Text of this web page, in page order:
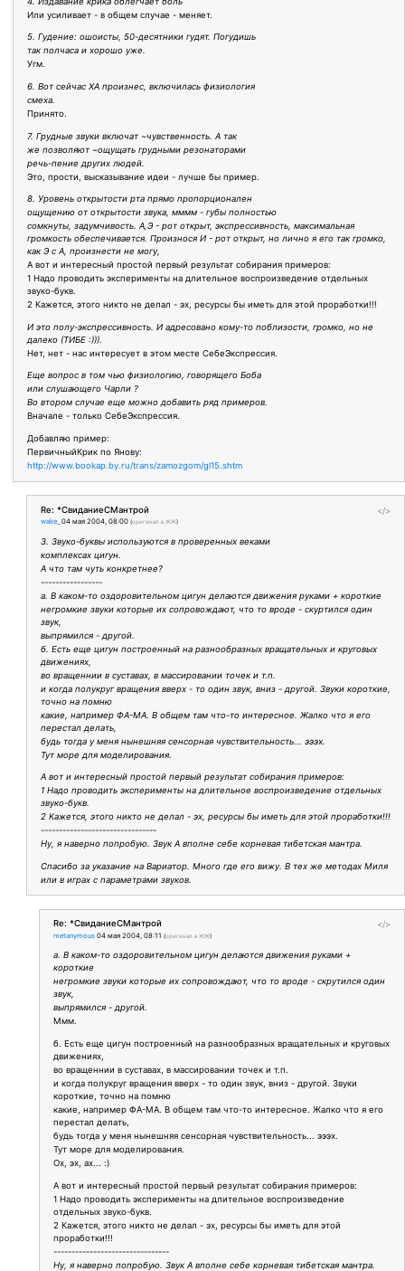
Или усиливает - в общем случае - меняет.
5. Гудение: ошоисты, 50-десятники гудят. Погудишь
так полчаса и хорошо уже.
Угм.
6. Вот сейчас ХА произнес, включилась физиология
смеха.
Принято.
7. Грудные звуки включат ~чувственность. А так
же позволяют ~ощущать грудными резонаторами
речь-пение других людей.
Это, прости, высказывание идеи - лучше бы пример.
8. Уровень открытости рта прямо пропорционален
ощущению от открытости звука, мммм - губы полностью
сомкнуты, задумчивость. А,Э - рот открыт, экспрессивность, максимальная
громкость обеспечивается. Произнося И - рот открыт, но лично я его так громко,
как Э с А, произнести не могу,
А вот и интересный простой первый результат собирания примеров:
1 Надо проводить эксперименты на длительное воспроизведение отдельных
звуко-букв.
2 Кажется, этого никто не делал - эх, ресурсы бы иметь для этой проработки!!!
И это полу-экспрессивность. И адресовано кому-то поблизости, громко, но не
далеко (ТИБЕ :))).
Нет, нет - нас интересует в этом месте СебеЭкспрессия.
Еще вопрос в том чью физиологию, говорящего Боба
или слушающего Чарли ?
Во втором случае еще можно добавить ряд примеров.
Вначале - только СебеЭкспрессия.
Добавляю пример:
ПервичныйКрик по Янову:
http://www.bookap.by.ru/trans/zamozgom/gl15.shtm
</>
Re: *СвиданиеСМантрой
wake_ 04 мая 2004, 08:00 (оригинал в ЖЖ)
3. Звуко-буквы используются в проверенных веками
комплексах цигун.
А что там чуть конкретнее?
-----------------
а. В каком-то оздоровительном цигун делаются движения руками + короткие
негромкие звуки которые их сопровождают, что то вроде - скуртился один
звук,
выпрямился - другой.
б. Есть еще цигун построенный на разнообразных вращательных и круговых
движениях,
во вращеннии в суставах, в массировании точек и т.п.
и когда полукруг вращения вверх - то один звук, вниз - другой. Звуки короткие,
точно на помню
какие, например ФА-МА. В общем там что-то интересное. Жалко что я его
перестал делать,
будь тогда у меня нынешняя сенсорная чувствительность... эээх.
Тут море для моделирования.
А вот и интересный простой первый результат собирания примеров:
1 Надо проводить эксперименты на длительное воспроизведение отдельных
звуко-букв.
2 Кажется, этого никто не делал - эх, ресурсы бы иметь для этой проработки!!!
--------------------------------
Ну, я наверно попробую. Звук А вполне себе корневая тибетская мантра.
Спасибо за указание на Вариатор. Много где его вижу. В тех же методах Миля
или в играх с параметрами звуков.
</>
Re: *СвиданиеСМантрой
metanymous 04 мая 2004, 08:11 (оригинал в ЖЖ)
а. В каком-то оздоровительном цигун делаются движения руками +
короткие
негромкие звуки которые их сопровождают, что то вроде - скрутился один
звук,
выпрямился - другой.
Ммм.
б. Есть еще цигун построенный на разнообразных вращательных и круговых
движениях,
во вращеннии в суставах, в массировании точек и т.п.
и когда полукруг вращения вверх - то один звук, вниз - другой. Звуки
короткие, точно на помню
какие, например ФА-МА. В общем там что-то интересное. Жалко что я его
перестал делать,
будь тогда у меня нынешняя сенсорная чувствительность... эээх.
Тут море для моделирования.
Ох, эх, ах... :)
А вот и интересный простой первый результат собирания примеров:
1 Надо проводить эксперименты на длительное воспроизведение
отдельных звуко-букв.
2 Кажется, этого никто не делал - эх, ресурсы бы иметь для этой
проработки!!!
--------------------------------
Ну, я наверно попробую. Звук А вполне себе корневая тибетская мантра.